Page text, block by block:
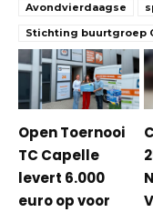
Avondvierdaagse
Stichting buurtgroep
Open Toernooi
TC Capelle
levert 6.000
euro op voor